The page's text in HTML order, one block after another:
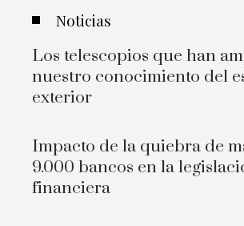
Noticias
Los telescopios que han
nuestro conocimiento del
exterior
Impacto de la quiebra de
9.000 bancos en la
financiera